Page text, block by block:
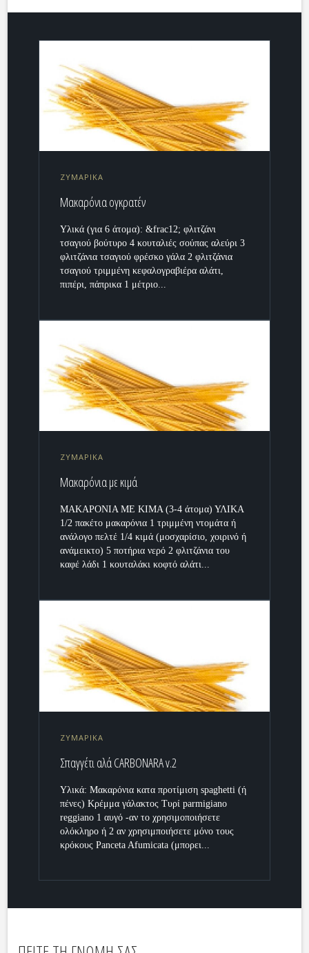
ΖΥΜΑΡΙΚΑ
Μακαρόνια ογκρατέν
Υλικά (για 6 άτομα): &frac12; φλιτζάνι
τσαγιού βούτυρο 4 κουταλιές σούπας αλεύρι 3
φλιτζάνια τσαγιού φρέσκο γάλα 2 φλιτζάνια
τσαγιού τριμμένη κεφαλογραβιέρα αλάτι,
πιπέρι, πάπρικα 1 μέτριο...
ΖΥΜΑΡΙΚΑ
Μακαρόνια με κιμά
ΜΑΚΑΡΟΝΙΑ ΜΕ ΚΙΜΑ (3-4 άτομα) ΥΛΙΚΑ
1/2 πακέτο μακαρόνια 1 τριμμένη ντομάτα ή
ανάλογο πελτέ 1/4 κιμά (μοσχαρίσιο, χοιρινό ή
ανάμεικτο) 5 ποτήρια νερό 2 φλιτζάνια του
καφέ λάδι 1 κουταλάκι κοφτό αλάτι...
ΖΥΜΑΡΙΚΑ
Σπαγγέτι αλά CARBONARA v.2
Υλικά: Μακαρόνια κατα προτίμιση spaghetti (ή
πένες) Κρέμμα γάλακτος Τυρί parmigiano
reggiano 1 αυγό -αν το χρησιμοποιήσετε
ολόκληρο ή 2 αν χρησιμποιήσετε μόνο τους
κρόκους Panceta Afumicata (μπορει...